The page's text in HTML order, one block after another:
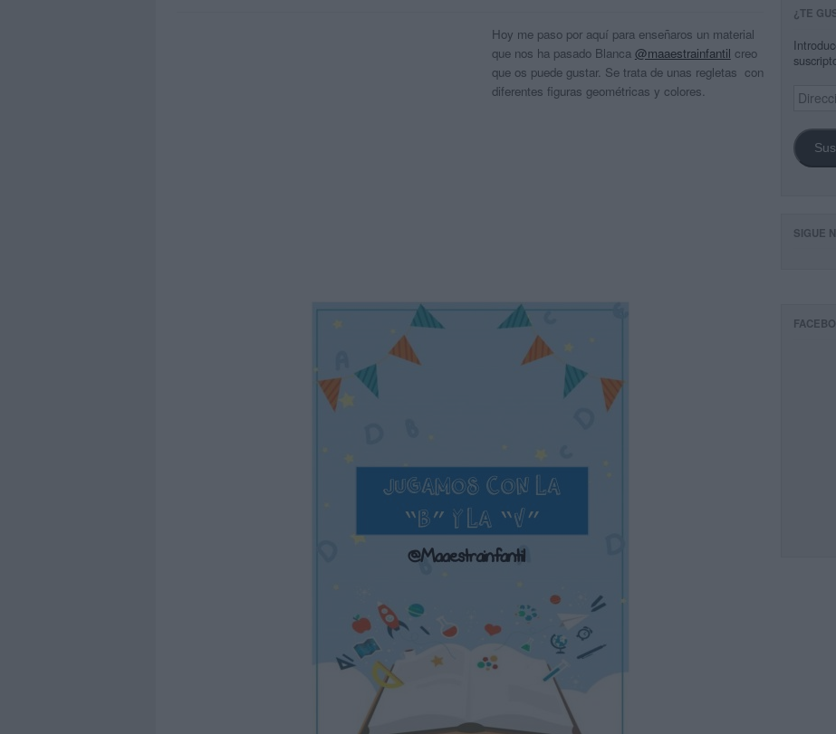
Hoy me paso por aquí para enseñaros un material
que nos ha pasado Blanca @maaestrainfantil creo
que os puede gustar. Se trata de unas regletas con
diferentes figuras geométricas y colores.
¿TE
Dirección
de
SIGUE